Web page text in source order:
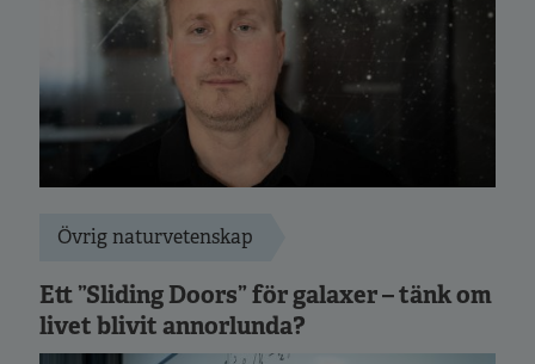
Övrig naturvetenskap
Ett ”Sliding Doors” för galaxer – tänk om
livet blivit annorlunda?